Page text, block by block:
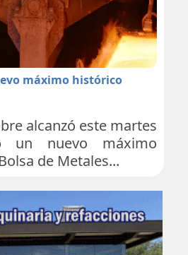
máximo histórico
alcanzó este martes
un nuevo máximo
de Metales...